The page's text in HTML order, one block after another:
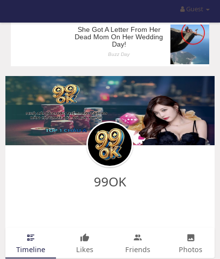
Guest
99OK
Timeline Likes Friends Photos